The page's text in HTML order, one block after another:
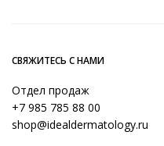
СВЯЖИТЕСЬ С НАМИ
Отдел продаж
+7 985 785 88 00
shop@idealdermatology.ru